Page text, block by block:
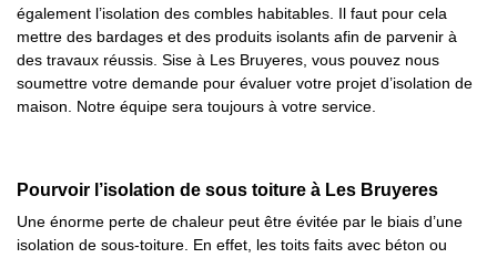
également l’isolation des combles habitables. Il faut pour cela
mettre des bardages et des produits isolants afin de parvenir à
des travaux réussis. Sise à Les Bruyeres, vous pouvez nous
soumettre votre demande pour évaluer votre projet d’isolation de
maison. Notre équipe sera toujours à votre service.
Pourvoir l’isolation de sous toiture à Les Bruyeres
Une énorme perte de chaleur peut être évitée par le biais d’une
isolation de sous-toiture. En effet, les toits faits avec béton ou